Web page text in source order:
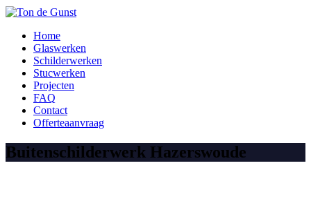
Home
Glaswerken
Schilderwerken
Stucwerken
Projecten
FAQ
Contact
Offerteaanvraag
Buitenschilderwerk Hazerswoude